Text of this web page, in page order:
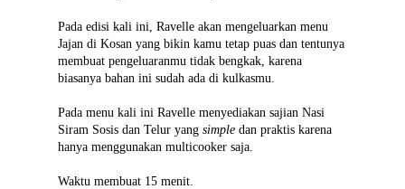
Pada edisi kali ini, Ravelle akan mengeluarkan menu
Jajan di Kosan yang bikin kamu tetap puas dan tentunya
membuat pengeluaranmu tidak bengkak, karena
biasanya bahan ini sudah ada di kulkasmu.
Pada menu kali ini Ravelle menyediakan sajian Nasi
Siram Sosis dan Telur yang simple dan praktis karena
hanya menggunakan multicooker saja.
Waktu membuat 15 menit.